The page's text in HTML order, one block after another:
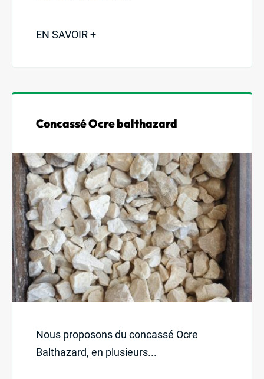
EN SAVOIR +
Concassé Ocre balthazard
Nous proposons du concassé Ocre
Balthazard, en plusieurs...